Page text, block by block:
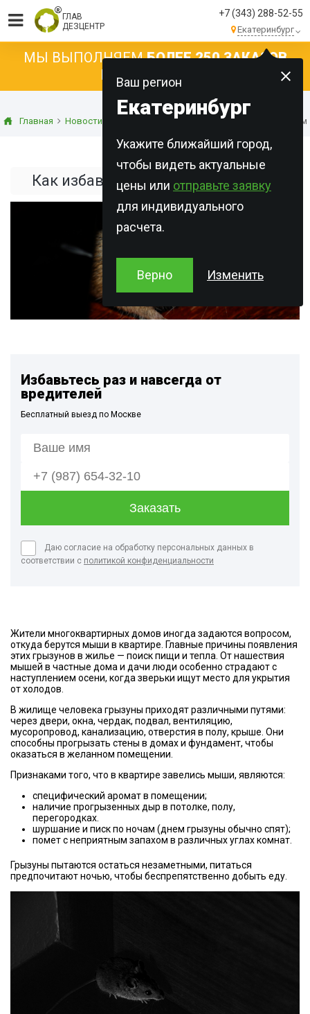
ГЛАВ
ДЕЗЦЕНТР
+7 (343) 288-52-55
Екатеринбург
Ваш регион
Екатеринбург
Укажите ближайший город,
чтобы видеть актуальные
цены или отправьте заявку
для индивидуального
расчета.
Верно Изменить
МЫ ВЫПОЛНЯЕМБОЛЕЕ 250 ЗАКАЗОВ
КАЖДЫЙ ДЕНЬ!
Главная Новости Статьи о дератизации Как избавиться от
Как избавиться от мышей в доме
Избавьтесь раз и навсегда от
вредителей
Бесплатный выезд по Москве
Даю согласие на обработку персональных данных в
соответствии с политикой конфиденциальности
Жители многоквартирных домов иногда задаются вопросом,
откуда берутся мыши в квартире. Главные причины появления
этих грызунов в жилье — поиск пищи и тепла. От нашествия
мышей в частные дома и дачи люди особенно страдают с
наступлением осени, когда зверьки ищут место для укрытия
от холодов.
В жилище человека грызуны приходят различными путями:
через двери, окна, чердак, подвал, вентиляцию,
мусоропровод, канализацию, отверстия в полу, крыше. Они
способны прогрызать стены в домах и фундамент, чтобы
оказаться в желанном помещении.
Признаками того, что в квартире завелись мыши, являются:
специфический аромат в помещении;
наличие прогрызенных дыр в потолке, полу,
перегородках.
шуршание и писк по ночам (днем грызуны обычно спят);
помет с неприятным запахом в различных углах комнат.
Грызуны пытаются остаться незаметными, питаться
предпочитают ночью, чтобы беспрепятственно добыть еду.